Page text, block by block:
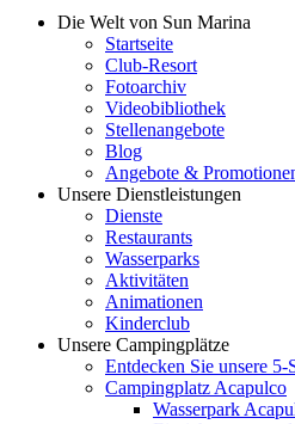
Die Welt von Sun Marina
Startseite
Club-Resort
Fotoarchiv
Videobibliothek
Stellenangebote
Blog
Angebote &
Unsere Dienstleistungen
Dienste
Restaurants
Wasserparks
Aktivitäten
Animationen
Kinderclub
Unsere Campingplätze
Entdecken Sie unsere
Campingplatz Acapulco
Wasserpark